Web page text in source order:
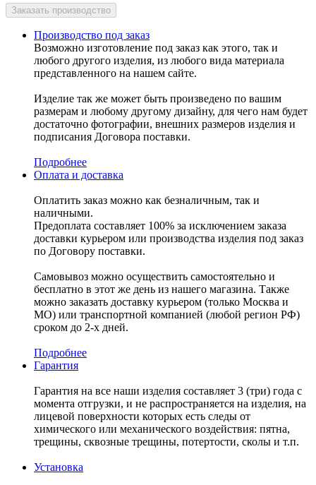
Производство под заказ
Возможно изготовление под заказ как этого, так и
любого другого изделия, из любого вида материала
представленного на нашем сайте.
Изделие так же может быть произведено по вашим
размерам и любому другому дизайну, для чего нам будет
достаточно фотографии, внешних размеров изделия и
подписания Договора поставки.
Подробнее
Оплата и доставка
Оплатить заказ можно как безналичным, так и
наличными.
Предоплата составляет 100% за исключением заказа
доставки курьером или производства изделия под заказ
по Договору поставки.
Самовывоз можно осуществить самостоятельно и
бесплатно в этот же день из нашего магазина. Также
можно заказать доставку курьером (только Москва и
МО) или транспортной компанией (любой регион РФ)
сроком до 2-х дней.
Подробнее
Гарантия
Гарантия на все наши изделия составляет 3 (три) года с
момента отгрузки, и не распространяется на изделия, на
лицевой поверхности которых есть следы от
химического или механического воздействия: пятна,
трещины, сквозные трещины, потертости, сколы и т.п.
Установка